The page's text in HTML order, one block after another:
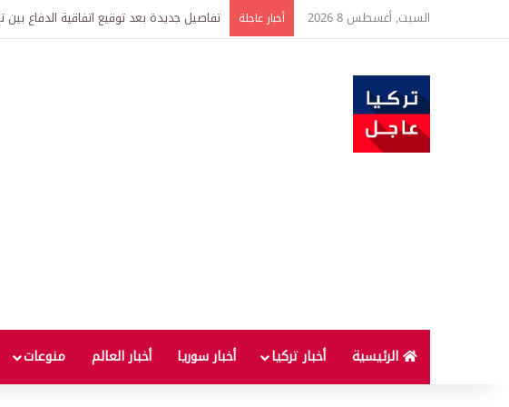
السبت, أغسطس 8 2026 أخبار عاجلة خبير اقتصادي يتوقع وصول غرام الذهب إلى 12 ألف ليرة.. متى يحدث ذلك؟
الرئيسية أخبار تركيا أخبار سوريا أخبار العالم منوعات